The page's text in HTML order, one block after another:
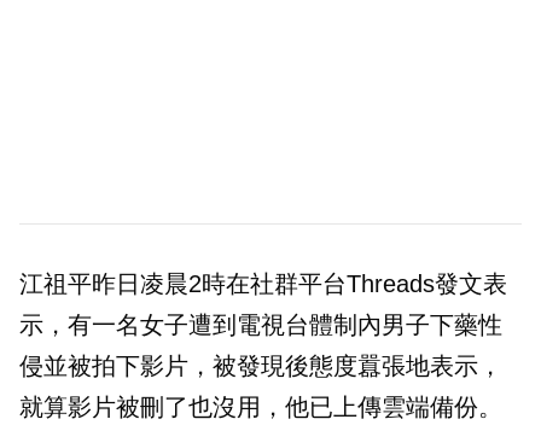
江祖平昨日凌晨2時在社群平台Threads發文表
示，有一名女子遭到電視台體制內男子下藥性
侵並被拍下影片，被發現後態度囂張地表示，
就算影片被刪了也沒用，他已上傳雲端備份。